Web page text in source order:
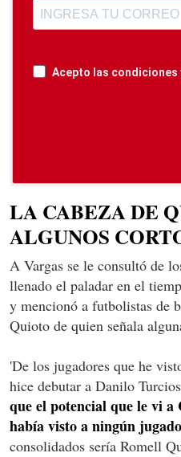
Acepto las
LA CABEZA DE
ALGUNOS
A Vargas se le consultó de
llenado el paladar en el
y mencionó a futbolistas de
Quioto de quien señala
'De los jugadores que he
hice debutar a Danilo
que el potencial que le vi
había visto a ningún
consolidados sería Romell